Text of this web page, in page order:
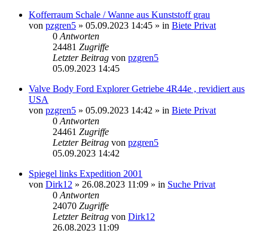
Kofferraum Schale / Wanne aus Kunststoff grau
von pzgren5 » 05.09.2023 14:45 » in Biete Privat
0 Antworten
24481 Zugriffe
Letzter Beitrag von pzgren5
05.09.2023 14:45
Valve Body Ford Explorer Getriebe 4R44e , revidiert aus
USA
von pzgren5 » 05.09.2023 14:42 » in Biete Privat
0 Antworten
24461 Zugriffe
Letzter Beitrag von pzgren5
05.09.2023 14:42
Spiegel links Expedition 2001
von Dirk12 » 26.08.2023 11:09 » in Suche Privat
0 Antworten
24070 Zugriffe
Letzter Beitrag von Dirk12
26.08.2023 11:09